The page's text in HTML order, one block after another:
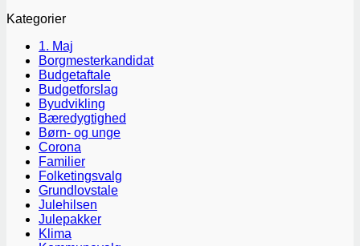
Kategorier
1. Maj
Borgmesterkandidat
Budgetaftale
Budgetforslag
Byudvikling
Bæredygtighed
Børn- og unge
Corona
Familier
Folketingsvalg
Grundlovstale
Julehilsen
Julepakker
Klima